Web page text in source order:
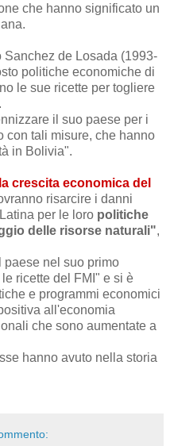
che hanno significato un
de Losada (1993-
politiche economiche di
le sue ricette per togliere
il suo paese per i
con tali misure, che hanno
in Bolivia".
crescita economica del
risarcire i danni
per le loro politiche
delle risorse naturali",
paese nel suo primo
ricette del FMI" e si è
e programmi economici
all'economia
che sono aumentate a
hanno avuto nella storia